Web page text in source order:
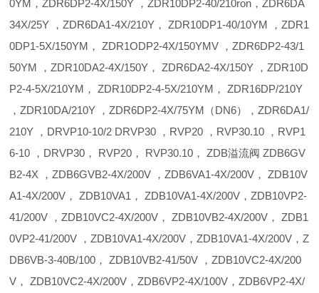
0YM，ZDR6DP2-4X/150Y ，ZDR10DP2-40/210ron，ZDR6DA
34X/25Y ，ZDR6DA1-4X/210Y， ZDR10DP1-40/10YM ，ZDR1
0DP1-5X/150YM， ZDR1ODP2-4X/150YMV ，ZDR6DP2-43/1
50YM ，ZDR10DA2-4X/150Y， ZDR6DA2-4X/150Y ，ZDR10D
P2-4-5X/210YM， ZDR10DP2-4-5X/210YM， ZDR16DP/210Y
，ZDR10DA/210Y ，ZDR6DP2-4X/75YM（DN6），ZDR6DA1/
210Y ，DRVP10-10/2 DRVP30 ，RVP20 ，RVP30.10 ，RVP1
6-10 ，DRVP30， RVP20， RVP30.10， ZDB溢流阀 ZDB6GV
B2-4X ，ZDB6GVB2-4X/200V ，ZDB6VA1-4X/200V， ZDB10V
A1-4X/200V， ZDB10VA1， ZDB10VA1-4X/200V，ZDB10VP2-
41/200V ，ZDB10VC2-4X/200V， ZDB10VB2-4X/200V， ZDB1
0VP2-41/200V ，ZDB10VA1-4X/200V，ZDB10VA1-4X/200V，Z
DB6VB-3-40B/100， ZDB10VB2-41/50V ，ZDB10VC2-4X/200
V， ZDB10VC2-4X/200V，ZDB6VP2-4X/100V，ZDB6VP2-4X/